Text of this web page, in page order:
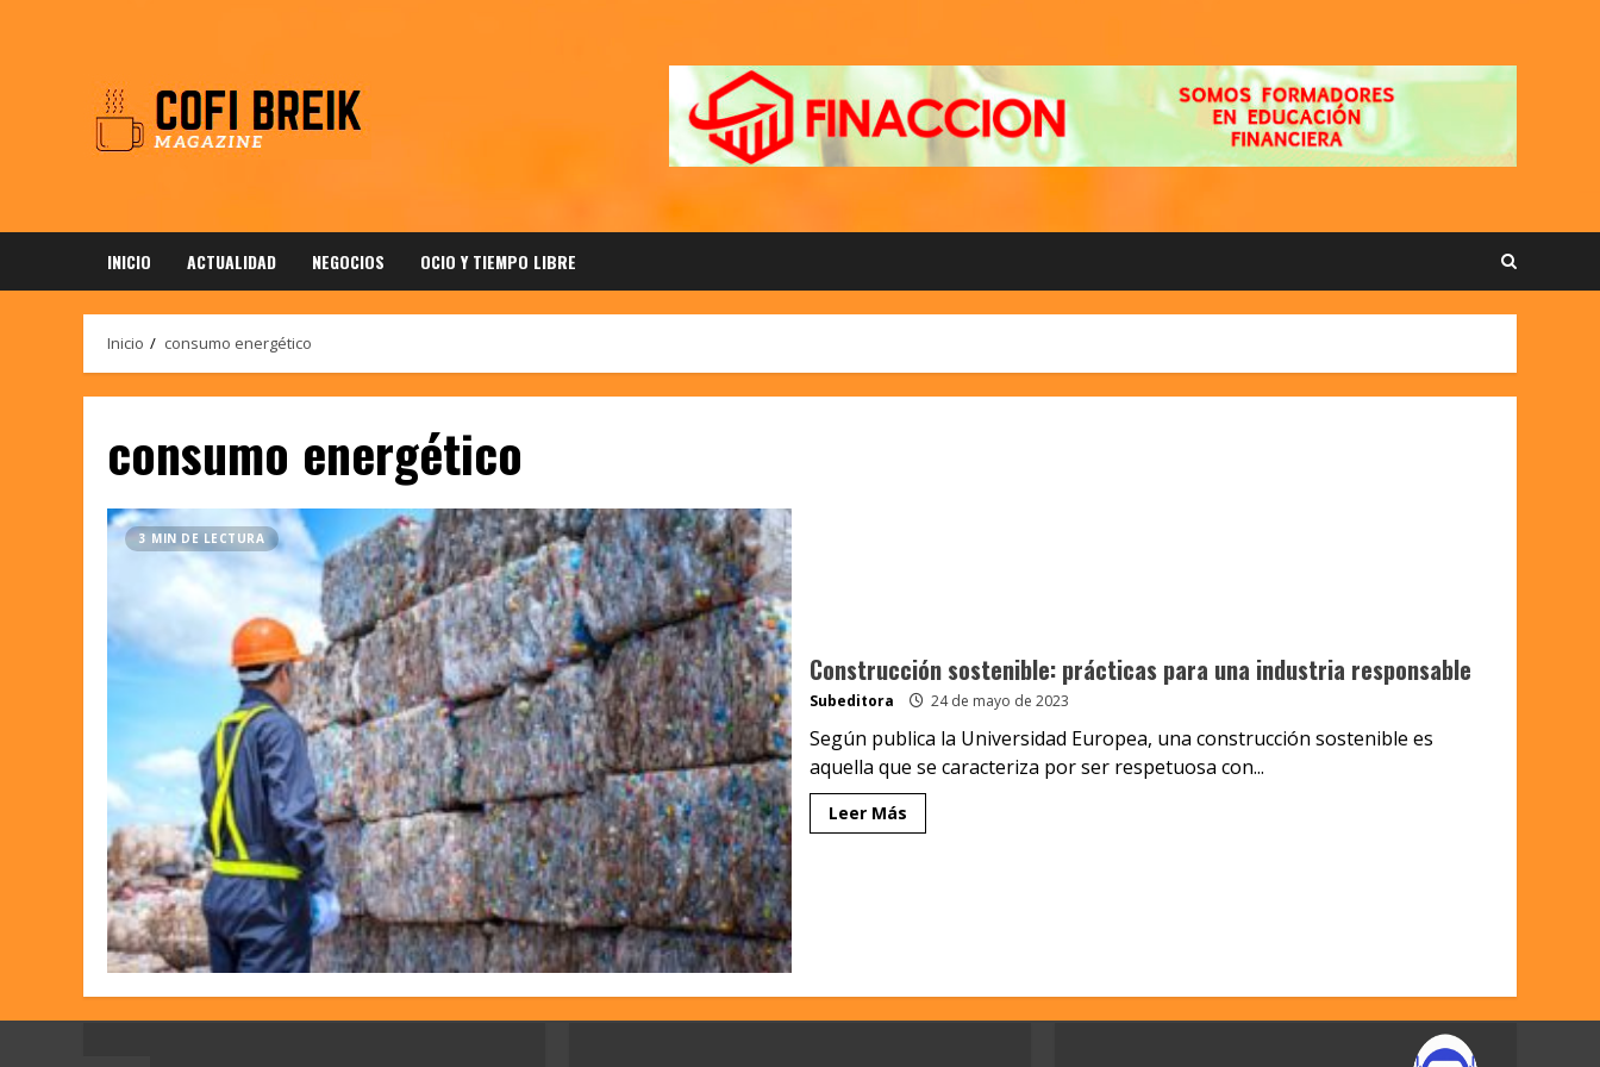
INICIO ACTUALIDAD NEGOCIOS OCIO Y TIEMPO LIBRE
Inicio consumo energético
consumo energético
3 MIN DE LECTURA
Construcción sostenible: prácticas para una industria responsable
Subeditora 24 de mayo de 2023
Según publica la Universidad Europea, una construcción sostenible es
aquella que se caracteriza por ser respetuosa con...
Leer Más